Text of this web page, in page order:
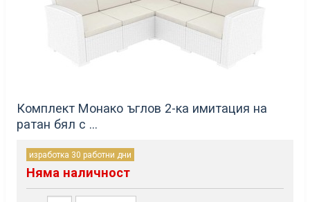
Комплект Монако ъглов 2-ка имитация на
ратан бял с ...
изработка 30 работни дни
Няма наличност